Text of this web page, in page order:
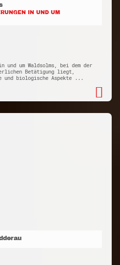
IN UND UM
und um Waldsolms, bei dem der
Betätigung liegt,
biologische Aspekte ...